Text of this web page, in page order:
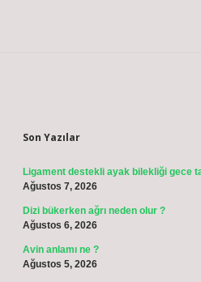
Son Yazılar
Ligament destekli ayak bilekliği gece
Ağustos 7, 2026
Dizi bükerken ağrı neden olur ?
Ağustos 6, 2026
Avin anlamı ne ?
Ağustos 5, 2026